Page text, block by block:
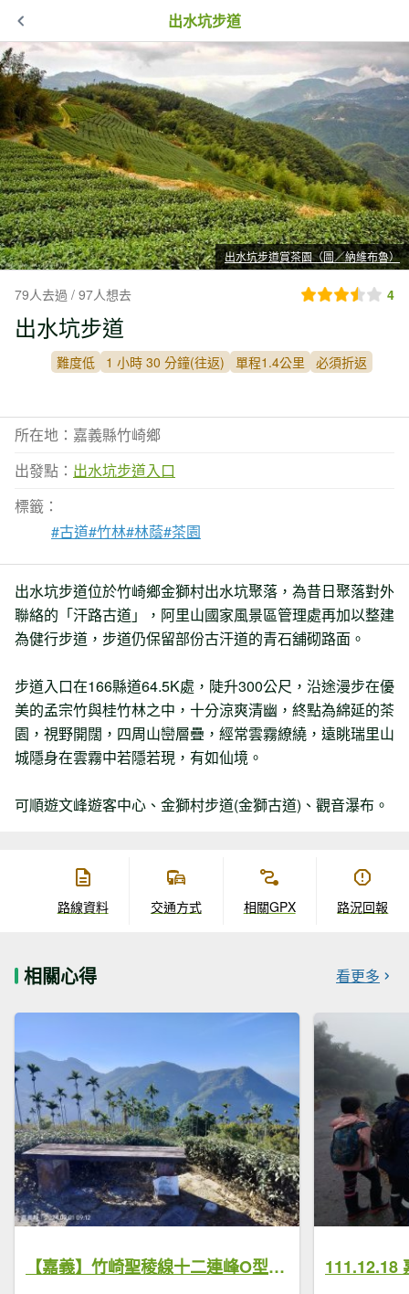
出水坑步道
出水坑步道賞茶園（圖／納維布魯）
79人去過 / 97人想去 4
出水坑步道
難度低 1 小時 30 分鐘(往返) 單程1.4公里 必須折返
所在地：嘉義縣竹崎鄉
出發點： 出水坑步道入口
標籤：
#古道#竹林#林蔭#茶園
出水坑步道位於竹崎鄉金獅村出水坑聚落，為昔日聚落對外
聯絡的「汗路古道」，阿里山國家風景區管理處再加以整建
為健行步道，步道仍保留部份古汗道的青石舖砌路面。
步道入口在166縣道64.5K處，陡升300公尺，沿途漫步在優
美的孟宗竹與桂竹林之中，十分涼爽清幽，終點為綿延的茶
園，視野開闊，四周山巒層疊，經常雲霧繚繞，遠眺瑞里山
城隱身在雲霧中若隱若現，有如仙境。
可順遊文峰遊客中心、金獅村步道(金獅古道)、觀音瀑布。
路線資料 交通方式 相關GPX 路況回報
相關心得 看更多
【嘉義】竹崎聖稜線十二連峰O型(原阿里山四大天王越野賽路線)